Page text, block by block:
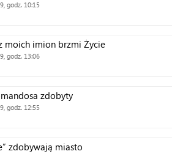
godz. 10:15
moich imion brzmi Życie
godz. 13:06
zdobyty
godz. 12:55
zdobywają miasto